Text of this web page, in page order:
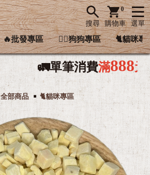
0
購物車
搜尋 選單
🔥批發專區 🐕‍🦺狗狗專區 🐈貓咪專
🚛單筆消費滿888元享超
全部商品 🐈貓咪專區